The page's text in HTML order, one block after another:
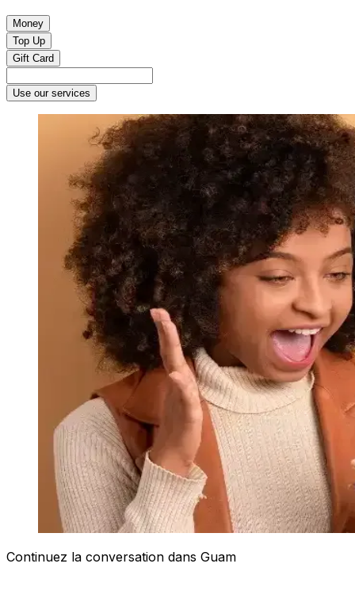
Money
Top Up
Gift Card
Use our services
Continuez la conversation dans Guam